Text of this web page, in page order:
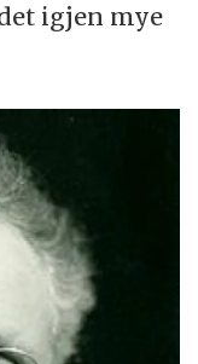
igjen mye